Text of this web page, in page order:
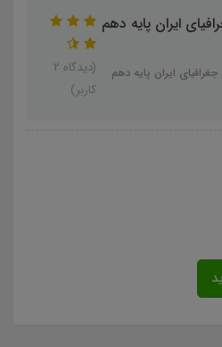
ایران پایه دهم
ایران پایه دهم
(دیدگاه 2
کاربر)